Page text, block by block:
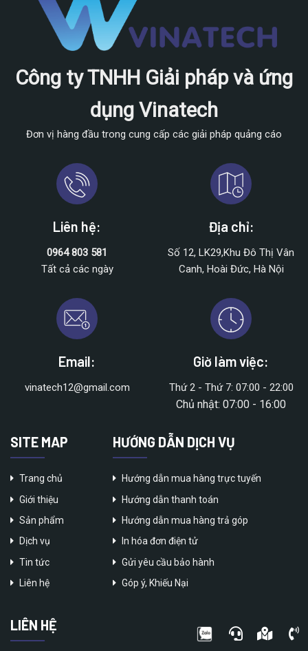
Công ty TNHH Giải pháp và ứng
dụng Vinatech
Đơn vị hàng đầu trong cung cấp các giải pháp quảng cáo
Liên hệ:
0964 803 581
Tất cả các ngày
Địa chỉ:
Số 12, LK29,Khu Đô Thị Vân
Canh, Hoài Đức, Hà Nội
Email:
vinatech12@gmail.com
Giờ làm việc:
Thứ 2 - Thứ 7: 07:00 - 22:00
Chủ nhật: 07:00 - 16:00
SITE MAP
Trang chủ
Giới thiệu
Sản phẩm
Dịch vụ
Tin tức
Liên hệ
HƯỚNG DẪN DỊCH VỤ
Hướng dẫn mua hàng trực tuyến
Hướng dẫn thanh toán
Hướng dẫn mua hàng trả góp
In hóa đơn điện tử
Gửi yêu cầu bảo hành
Góp ý, Khiếu Nại
LIÊN HỆ